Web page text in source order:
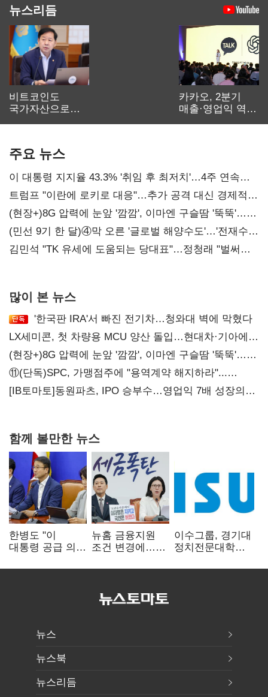
뉴스리듬
비트코인도
국가자산으로…'
카카오, 2분기
매출·영업익 역대
주요 뉴스
이 대통령 지지율 43.3% '취임 후 최저치'…4주 연속
'하락'
트럼프 "이란에 로키로 대응"…추가 공격 대신 경제적
압박 시사
(현장+)8G 압력에 눈앞 '깜깜', 이마엔 구슬땀 '뚝뚝'…
화려한 에어쇼 뒤 땀방울
(민선 9기 한 달)④막 오른 '글로벌 해양수도'…'전재수
리더십' 시험대
김민석 "TK 유세에 도움되는 당대표"…정청래 "벌써
많이 본 뉴스
'한국판 IRA'서 빠진 전기차…청와대 벽에 막혔다
LX세미콘, 첫 차량용 MCU 양산 돌입…현대차·기아에
공급
(현장+)8G 압력에 눈앞 '깜깜', 이마엔 구슬땀 '뚝뚝'…
화려한 에어쇼 뒤 땀방울
⑪(단독)SPC, 가맹점주에 "용역계약 해지하라"...
내팽개친 '사회적합의'
[IB토마토]동원파츠, IPO 승부수…영업익 7배 성장의
함께 볼만한 뉴스
한병도 "이
대통령 공급 의지
삼지 말아야"
뉴홈 금융지원
조건 변경에…
분양사기 나선
이수그룹, 경기대
정치전문대학원
기금' 3900만원
뉴스
뉴스북
뉴스리듬